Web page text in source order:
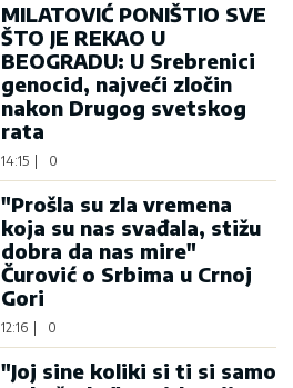
MILATOVIĆ PONIŠTIO SVE
ŠTO JE REKAO U
BEOGRADU: U Srebrenici
genocid, najveći zločin
nakon Drugog svetskog
rata
14:15 0
"Prošla su zla vremena
koja su nas svađala, stižu
dobra da nas mire"
Čurović o Srbima u Crnoj
Gori
12:16 0
"Joj sine koliki si ti si samo